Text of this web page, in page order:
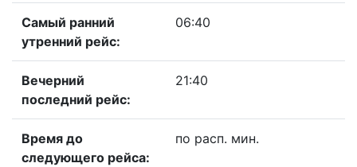
Самый ранний
утренний рейс:
06:40
Вечерний
последний рейс:
21:40
Время до
следующего рейса:
по расп. мин.